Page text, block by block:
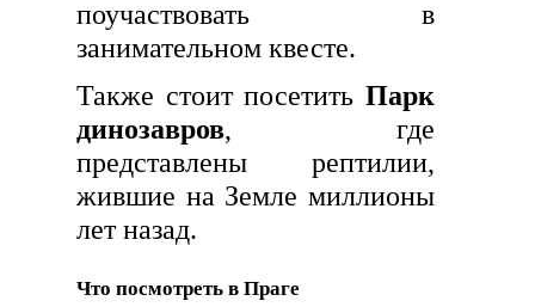
поучаствовать в
занимательном квесте.
Также стоит посетить Парк
динозавров, где
представлены рептилии,
жившие на Земле миллионы
лет назад.
Что посмотреть в Праге